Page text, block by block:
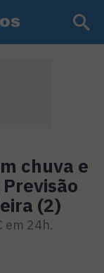
chuva e
(2)
em 24h.